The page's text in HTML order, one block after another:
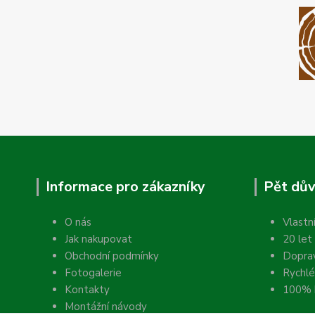
Informace pro zákazníky
O nás
Jak nakupovat
Obchodní podmínky
Fotogalerie
Kontakty
Montážní návody
Pět
20 let
100%